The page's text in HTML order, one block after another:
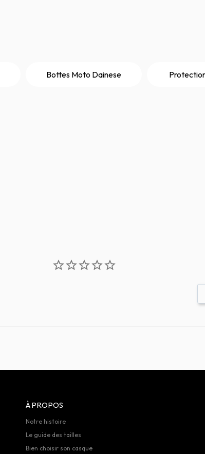
Bottes Moto Dainese
À PROPOS
Notre histoire
Le guide des tailles
Bien choisir son casque